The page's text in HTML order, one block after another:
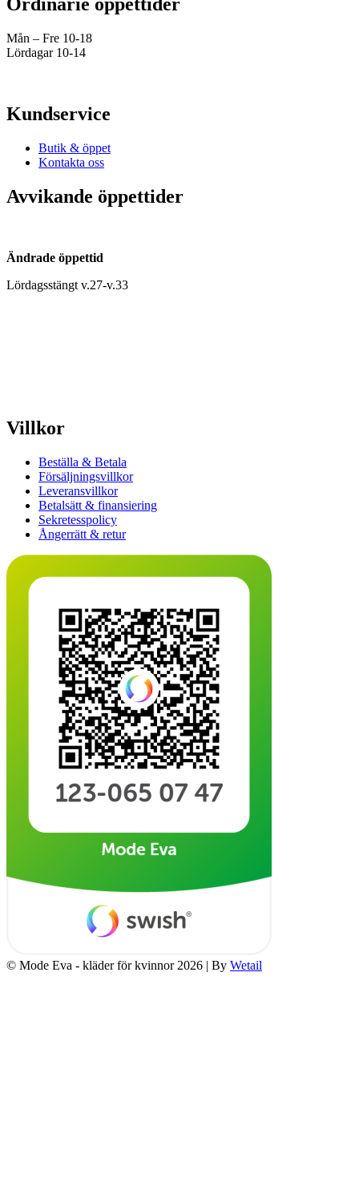
Ordinarie öppettider
Mån – Fre 10-18
Lördagar 10-14
Kundservice
Butik & öppet
Kontakta oss
Avvikande öppettider
Ändrade öppettid
Lördagsstängt v.27-v.33
Villkor
Beställa & Betala
Försäljningsvillkor
Leveransvillkor
Betalsätt & finansiering
Sekretesspolicy
Ångerrätt & retur
© Mode Eva - kläder för kvinnor 2026 | By Wetail